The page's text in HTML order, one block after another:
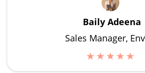
Baily Adeena
Sales Manager,